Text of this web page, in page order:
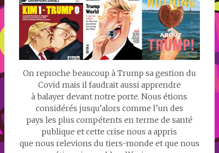
On reproche beaucoup à Trump sa gestion du
Covid mais il faudrait aussi apprendre
à balayer devant notre porte. Nous étions
considérés jusqu’alors comme l’un des
pays les plus compétents en terme de santé
publique et cette crise nous a appris
que nous relevions du tiers-monde et que nous